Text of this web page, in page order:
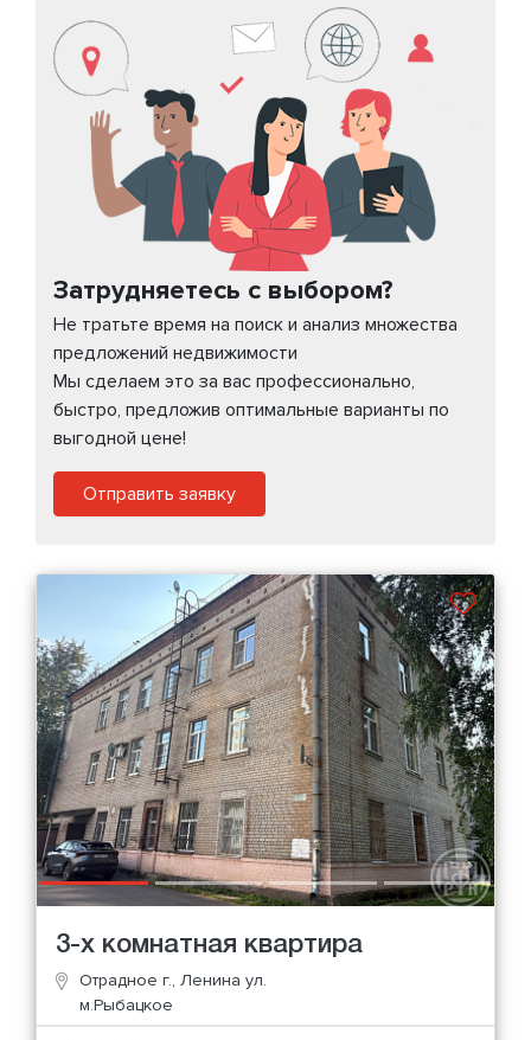
Затрудняетесь с выбором?
Не тратьте время на поиск и анализ множества
предложений недвижимости
Мы сделаем это за вас профессионально,
быстро, предложив оптимальные варианты по
выгодной цене!
Отправить заявку
3-х комнатная квартира
Отрадное г., Ленина ул.
м.Рыбацкое